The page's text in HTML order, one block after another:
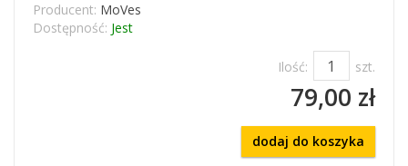
Producent: MoVes
Dostępność: Jest
Ilość: szt.
79,00 zł
dodaj do koszyka